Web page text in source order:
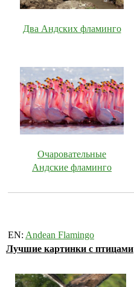
Два Андских фламинго
Очаровательные
Андские фламинго
EN: Andean Flamingo
Лучшие картинки с птицами